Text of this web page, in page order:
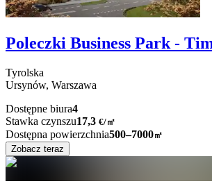
Poleczki Business Park -
Tyrolska
Ursynów, Warszawa
Dostępne biura4
Stawka czynszu17,3 €/㎡
Dostępna powierzchnia500–7000㎡
Zobacz teraz